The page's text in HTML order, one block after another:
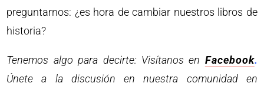
preguntarnos: ¿es hora de cambiar nuestros libros de
historia?
Tenemos algo para decirte: Visítanos en Facebook.
Únete a la discusión en nuestra comunidad en